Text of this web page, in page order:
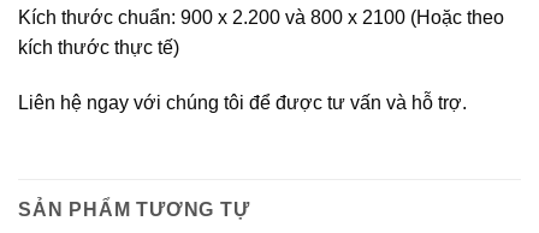
Kích thước chuẩn: 900 x 2.200 và 800 x 2100 (Hoặc theo
kích thước thực tế)
Liên hệ ngay với chúng tôi để được tư vấn và hỗ trợ.
SẢN PHẨM TƯƠNG TỰ